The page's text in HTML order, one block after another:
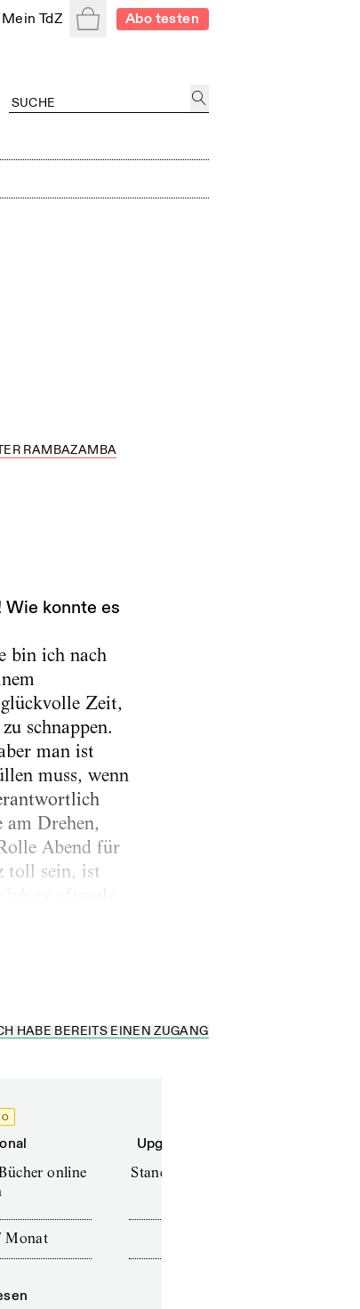
Mein TdZ WarenkorbAbo testen
RAMBAZAMBA
Wie konnte es
bin ich nach
Zeit,
schnappen.
man ist
muss, wenn
am Drehen,
Abend für
toll sein, ist
HABE BEREITS EINEN ZUGANG
online
Monat
Upgrade für Printabonnenten
Standard (TdZ+) – Zeitschriften